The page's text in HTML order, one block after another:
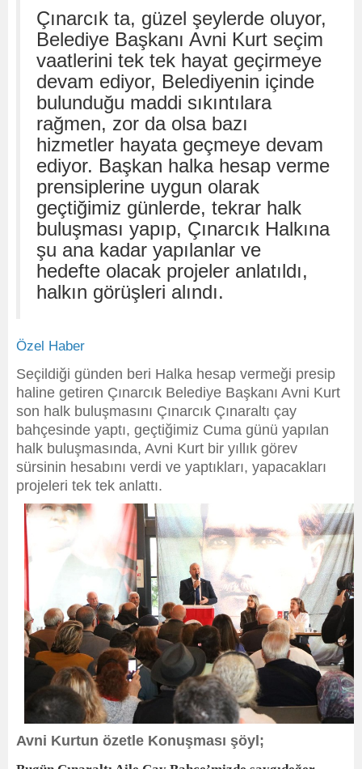
Çınarcık ta, güzel şeylerde oluyor,
Belediye Başkanı Avni Kurt seçim
vaatlerini tek tek hayat geçirmeye
devam ediyor, Belediyenin içinde
bulunduğu maddi sıkıntılara
rağmen, zor da olsa bazı
hizmetler hayata geçmeye devam
ediyor. Başkan halka hesap verme
prensiplerine uygun olarak
geçtiğimiz günlerde, tekrar halk
buluşması yapıp, Çınarcık Halkına
şu ana kadar yapılanlar ve
hedefte olacak projeler anlatıldı,
halkın görüşleri alındı.
Özel Haber
Seçildiği günden beri Halka hesap vermeği presip
haline getiren Çınarcık Belediye Başkanı Avni Kurt
son halk buluşmasını Çınarcık Çınaraltı çay
bahçesinde yaptı, geçtiğimiz Cuma günü yapılan
halk buluşmasında, Avni Kurt bir yıllık görev
sürsinin hesabını verdi ve yaptıkları, yapacakları
projeleri tek tek anlattı.
Avni Kurtun özetle Konuşması şöyl;